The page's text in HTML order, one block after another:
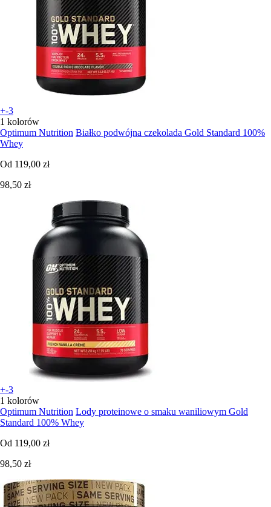
+-3
1 kolorów
Optimum Nutrition Białko podwójna czekolada Gold Standard 100%
Whey
Od 119,00 zł
98,50 zł
+-3
1 kolorów
Optimum Nutrition Lody proteinowe o smaku waniliowym Gold
Standard 100% Whey
Od 119,00 zł
98,50 zł